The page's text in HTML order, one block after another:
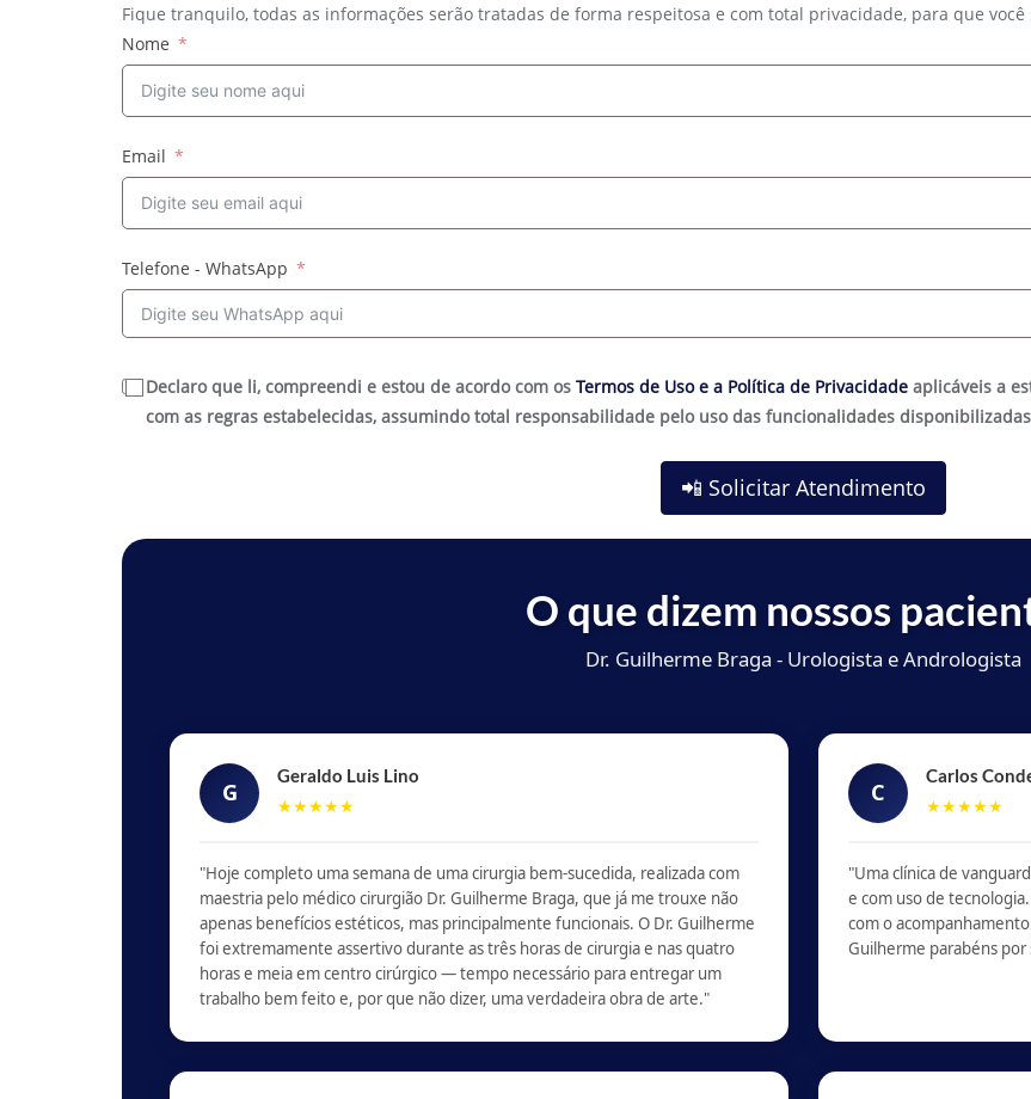
Fique tranquilo, todas as informações serão tratadas de forma respeitosa e com total privacidade, para que você
Nome
Email
Telefone - WhatsApp
Declaro que li, compreendi e estou de acordo com os Termos de Uso e a Política de Privacidade aplicáveis a
com as regras estabelecidas, assumindo total responsabilidade pelo uso das funcionalidades
📲 Solicitar Atendimento
O que dizem nossos
Dr. Guilherme Braga - Urologista e Andrologista
G
Geraldo Luis Lino
★★★★★
"Hoje completo uma semana de uma cirurgia bem-sucedida, realizada com
maestria pelo médico cirurgião Dr. Guilherme Braga, que já me trouxe não
apenas benefícios estéticos, mas principalmente funcionais. O Dr. Guilherme
foi extremamente assertivo durante as três horas de cirurgia e nas quatro
horas e meia em centro cirúrgico — tempo necessário para entregar um
trabalho bem feito e, por que não dizer, uma verdadeira obra de arte."
C
Carlos
★★★★★
"Uma clínica de
e com uso de
com o
Guilherme parabéns por